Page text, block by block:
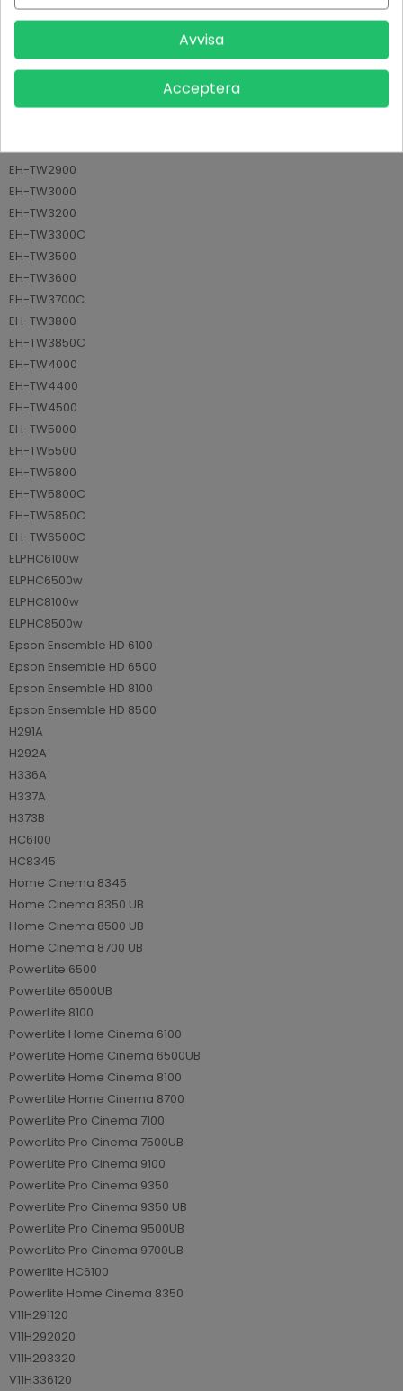
TillverkareOsram
ReferensAVPV13H010L49
EH-TW2900
EH-TW3000
EH-TW3200
EH-TW3300C
EH-TW3500
EH-TW3600
EH-TW3700C
EH-TW3800
EH-TW3850C
EH-TW4000
EH-TW4400
EH-TW4500
EH-TW5000
EH-TW5500
EH-TW5800
EH-TW5800C
EH-TW5850C
EH-TW6500C
ELPHC6100w
ELPHC6500w
ELPHC8100w
ELPHC8500w
Epson Ensemble HD 6100
Epson Ensemble HD 6500
Epson Ensemble HD 8100
Epson Ensemble HD 8500
H291A
H292A
H336A
H337A
H373B
HC6100
HC8345
Home Cinema 8345
Home Cinema 8350 UB
Home Cinema 8500 UB
Home Cinema 8700 UB
PowerLite 6500
PowerLite 6500UB
PowerLite 8100
PowerLite Home Cinema 6100
PowerLite Home Cinema 6500UB
PowerLite Home Cinema 8100
PowerLite Home Cinema 8700
PowerLite Pro Cinema 7100
PowerLite Pro Cinema 7500UB
PowerLite Pro Cinema 9100
PowerLite Pro Cinema 9350
PowerLite Pro Cinema 9350 UB
PowerLite Pro Cinema 9500UB
PowerLite Pro Cinema 9700UB
Powerlite HC6100
Powerlite Home Cinema 8350
V11H291120
V11H292020
V11H293320
V11H336120
Avvisa
Acceptera